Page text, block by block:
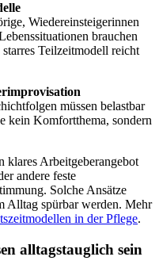
Wiedereinsteigerinnen
brauchen
Teilzeitmodell reicht
müssen belastbar
kein Komfortthema, sondern
klares Arbeitgeberangebot
andere feste
Solche Ansätze
Alltag spürbar werden. Mehr
in der Pflege.
alltagstauglich sein